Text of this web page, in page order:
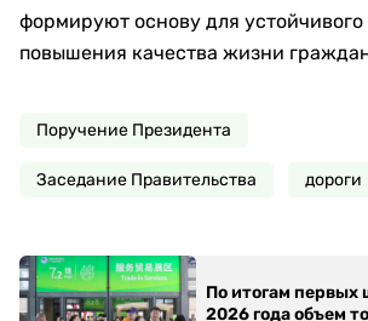
формируют основу для устойчивого
повышения качества жизни
Поручение Президента
Заседание Правительства дороги
По итогам первых
2026 года объем